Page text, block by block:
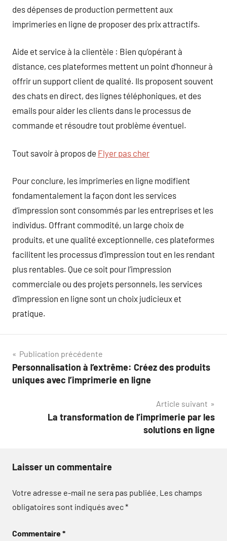
des dépenses de production permettent aux
imprimeries en ligne de proposer des prix attractifs.
Aide et service à la clientèle : Bien qu’opérant à
distance, ces plateformes mettent un point d’honneur à
offrir un support client de qualité. Ils proposent souvent
des chats en direct, des lignes téléphoniques, et des
emails pour aider les clients dans le processus de
commande et résoudre tout problème éventuel.
Tout savoir à propos de Flyer pas cher
Pour conclure, les imprimeries en ligne modifient
fondamentalement la façon dont les services
d’impression sont consommés par les entreprises et les
individus. Offrant commodité, un large choix de
produits, et une qualité exceptionnelle, ces plateformes
facilitent les processus d’impression tout en les rendant
plus rentables. Que ce soit pour l’impression
commerciale ou des projets personnels, les services
d’impression en ligne sont un choix judicieux et
pratique.
Navigation
de
Publication précédente
Personnalisation à l’extrême: Créez des produits
uniques avec l’imprimerie en ligne
Article suivant
La transformation de l’imprimerie par les
solutions en ligne
Laisser un commentaire
Votre adresse e-mail ne sera pas publiée. Les champs
obligatoires sont indiqués avec*
Commentaire*